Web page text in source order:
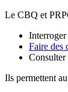
Le CBQ et
Interroger
Faire des
Consulter
Ils permettent